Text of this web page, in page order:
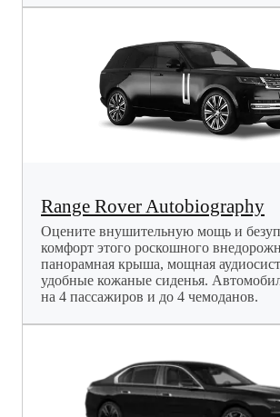
Range Rover Autobiography
Оцените внушительную мощь и
комфорт этого роскошного
панорамная крыша, мощная
удобные кожаные сиденья.
на 4 пассажиров и до 4 чемоданов.